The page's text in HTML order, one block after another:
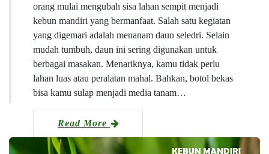
orang mulai mengubah sisa lahan sempit menjadi
kebun mandiri yang bermanfaat. Salah satu kegiatan
yang digemari adalah menanam daun seledri. Selain
mudah tumbuh, daun ini sering digunakan untuk
berbagai masakan. Menariknya, kamu tidak perlu
lahan luas atau peralatan mahal. Bahkan, botol bekas
bisa kamu sulap menjadi media tanam…
Read More